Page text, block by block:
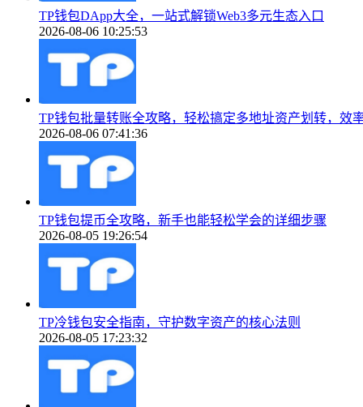
TP钱包DApp大全，一站式解锁Web3多元生态入口
2026-08-06 10:25:53
TP钱包批量转账全攻略，轻松搞定多地址资产划转，效
2026-08-06 07:41:36
TP钱包提币全攻略，新手也能轻松学会的详细步骤
2026-08-05 19:26:54
TP冷钱包安全指南，守护数字资产的核心法则
2026-08-05 17:23:32